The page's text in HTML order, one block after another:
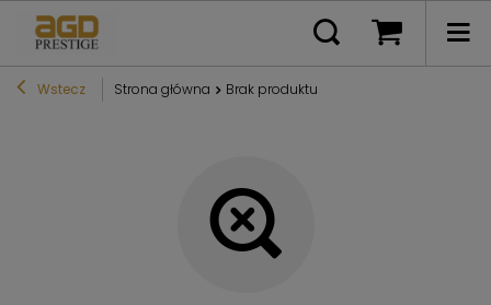
Wstecz Strona główna Brak produktu